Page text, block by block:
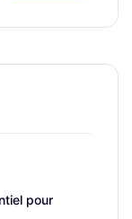
pour